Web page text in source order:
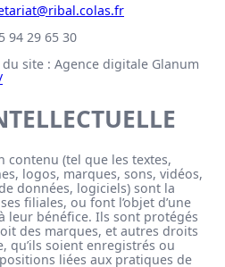
94 29 65 30
site : Agence digitale Glanum
contenu (tel que les textes,
logos, marques, sons, vidéos,
données, logiciels) sont la
filiales, ou font l’objet d’une
leur bénéfice. Ils sont protégés
des marques, et autres droits
qu’ils soient enregistrés ou
liées aux pratiques de